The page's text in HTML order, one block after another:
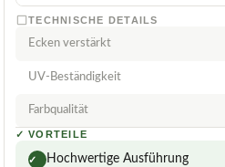
TECHNISCHE DETAILS
Ecken verstärkt
UV-Beständigkeit
Farbqualität
✓ VORTEILE
✓ Hochwertige Ausführung